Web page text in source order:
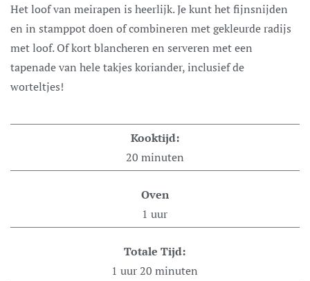
Het loof van meirapen is heerlijk. Je kunt het fijnsnijden
en in stamppot doen of combineren met gekleurde radijs
met loof. Of kort blancheren en serveren met een
tapenade van hele takjes koriander, inclusief de
worteltjes!
Kooktijd:
20 minuten
Oven
1 uur
Totale Tijd:
1 uur 20 minuten